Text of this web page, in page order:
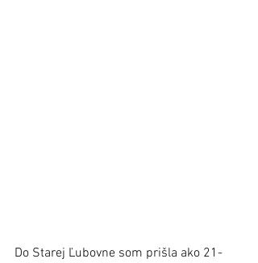
Do Starej Ľubovne som prišla ako 21-